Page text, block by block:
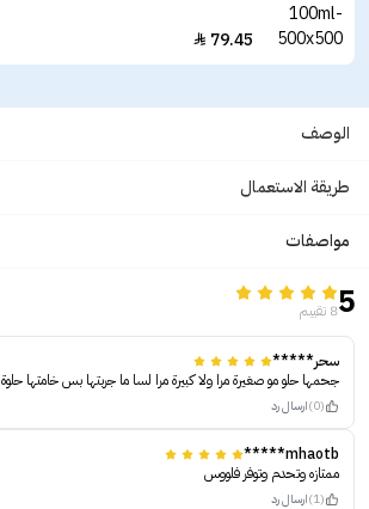
79.45

الوصف
طريقة الاستعمال
مواصفات
58 تقييم
سحر*****
جحمها حلو مو صغيرة مرا ولا كبيرة مرا لسا ما جربتها بس خامتها حلوة
(0) ارسال رد
mhaotb*****
ممتازه وتحدم وتوفر فلووس
(1) ارسال رد